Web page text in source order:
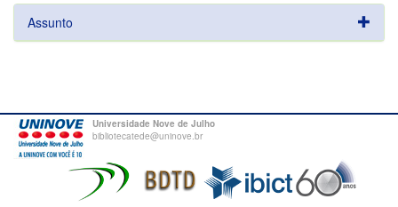
Assunto
Universidade Nove de Julho
bibliotecatede@uninove.br